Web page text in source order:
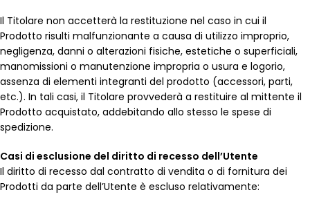
Il Titolare non accetterà la restituzione nel caso in cui il
Prodotto risulti malfunzionante a causa di utilizzo improprio,
negligenza, danni o alterazioni fisiche, estetiche o superficiali,
manomissioni o manutenzione impropria o usura e logorio,
assenza di elementi integranti del prodotto (accessori, parti,
etc.). In tali casi, il Titolare provvederà a restituire al mittente il
Prodotto acquistato, addebitando allo stesso le spese di
spedizione.
Casi di esclusione del diritto di recesso dell’Utente
Il diritto di recesso dal contratto di vendita o di fornitura dei
Prodotti da parte dell’Utente è escluso relativamente: